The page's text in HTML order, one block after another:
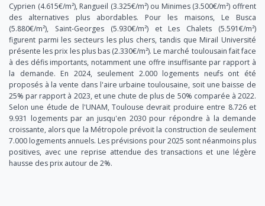
Cyprien (4.615€/m²), Rangueil (3.325€/m²) ou Minimes (3.500€/m²) offrent
des alternatives plus abordables. Pour les maisons, Le Busca
(5.880€/m²), Saint-Georges (5.930€/m²) et Les Chalets (5.591€/m²)
figurent parmi les secteurs les plus chers, tandis que Mirail Université
présente les prix les plus bas (2.330€/m²). Le marché toulousain fait face
à des défis importants, notamment une offre insuffisante par rapport à
la demande. En 2024, seulement 2.000 logements neufs ont été
proposés à la vente dans l'aire urbaine toulousaine, soit une baisse de
25% par rapport à 2023, et une chute de plus de 50% comparée à 2022.
Selon une étude de l'UNAM, Toulouse devrait produire entre 8.726 et
9.931 logements par an jusqu'en 2030 pour répondre à la demande
croissante, alors que la Métropole prévoit la construction de seulement
7.000 logements annuels. Les prévisions pour 2025 sont néanmoins plus
positives, avec une reprise attendue des transactions et une légère
hausse des prix autour de 2%.